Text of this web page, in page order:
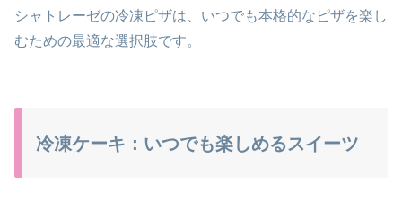
シャトレーゼの冷凍ピザは、いつでも本格的なピザを楽し
むための最適な選択肢です。
冷凍ケーキ：いつでも楽しめるスイーツ